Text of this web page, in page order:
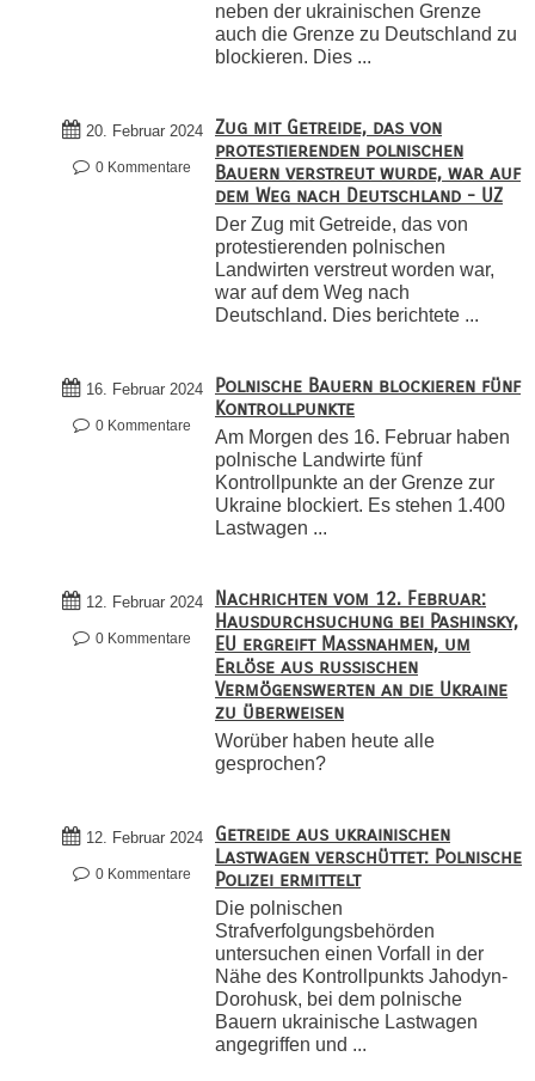
neben der ukrainischen Grenze
auch die Grenze zu Deutschland zu
blockieren. Dies ...
20. Februar 2024
0 Kommentare
Zug mit Getreide, das von
protestierenden polnischen
Bauern verstreut wurde, war auf
dem Weg nach Deutschland - UZ
Der Zug mit Getreide, das von
protestierenden polnischen
Landwirten verstreut worden war,
war auf dem Weg nach
Deutschland. Dies berichtete ...
16. Februar 2024
0 Kommentare
Polnische Bauern blockieren fünf
Kontrollpunkte
Am Morgen des 16. Februar haben
polnische Landwirte fünf
Kontrollpunkte an der Grenze zur
Ukraine blockiert. Es stehen 1.400
Lastwagen ...
12. Februar 2024
0 Kommentare
Nachrichten vom 12. Februar:
Hausdurchsuchung bei Pashinsky,
EU ergreift Maßnahmen, um
Erlöse aus russischen
Vermögenswerten an die Ukraine
zu überweisen
Worüber haben heute alle
gesprochen?
12. Februar 2024
0 Kommentare
Getreide aus ukrainischen
Lastwagen verschüttet: Polnische
Polizei ermittelt
Die polnischen
Strafverfolgungsbehörden
untersuchen einen Vorfall in der
Nähe des Kontrollpunkts Jahodyn-
Dorohusk, bei dem polnische
Bauern ukrainische Lastwagen
angegriffen und ...